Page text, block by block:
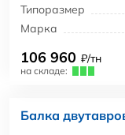
Типоразмер
Марка
106 960 ₽/тн
на складе:
Балка